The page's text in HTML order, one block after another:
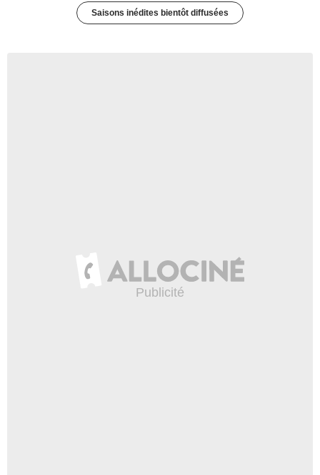
Saisons inédites bientôt diffusées